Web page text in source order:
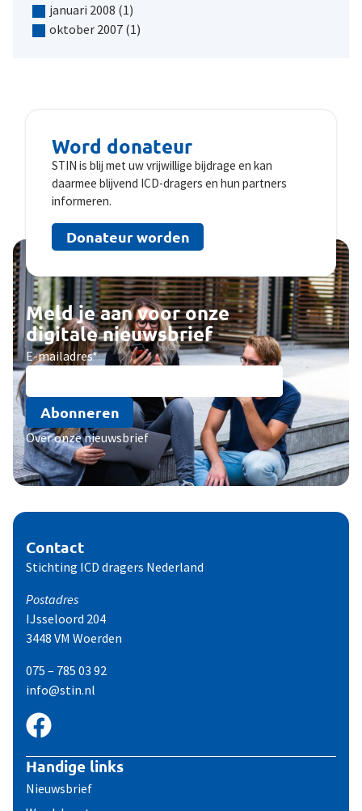
januari 2008 (1)
oktober 2007(1)
Meld je aan voor onze
digitale nieuwsbrief
E-mailadres*
Abonneren
Over onze nieuwsbrief
Word donateur
STIN is blij met uw vrijwillige bijdrage en kan
daarmee blijvend ICD-dragers en hun partners
informeren.
Donateur worden
Contact
Stichting ICD dragers Nederland
Postadres
IJsseloord 204
3448 VM Woerden
075 – 785 03 92
info@stin.nl
Handige links
Nieuwsbrief